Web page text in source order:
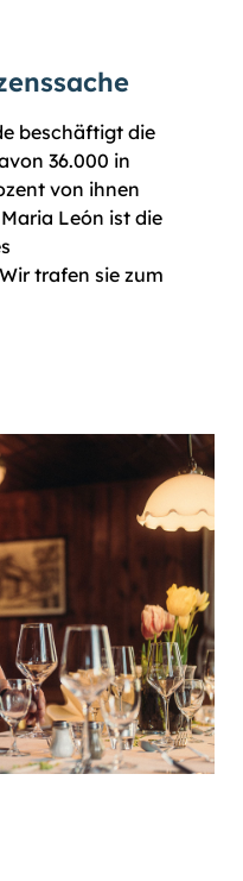
beschäftigt die
36.000 in
von ihnen
León ist die
trafen sie zum